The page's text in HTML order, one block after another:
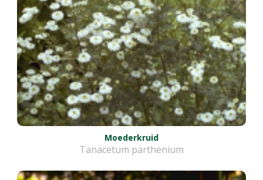
Moederkruid
Tanacetum parthenium